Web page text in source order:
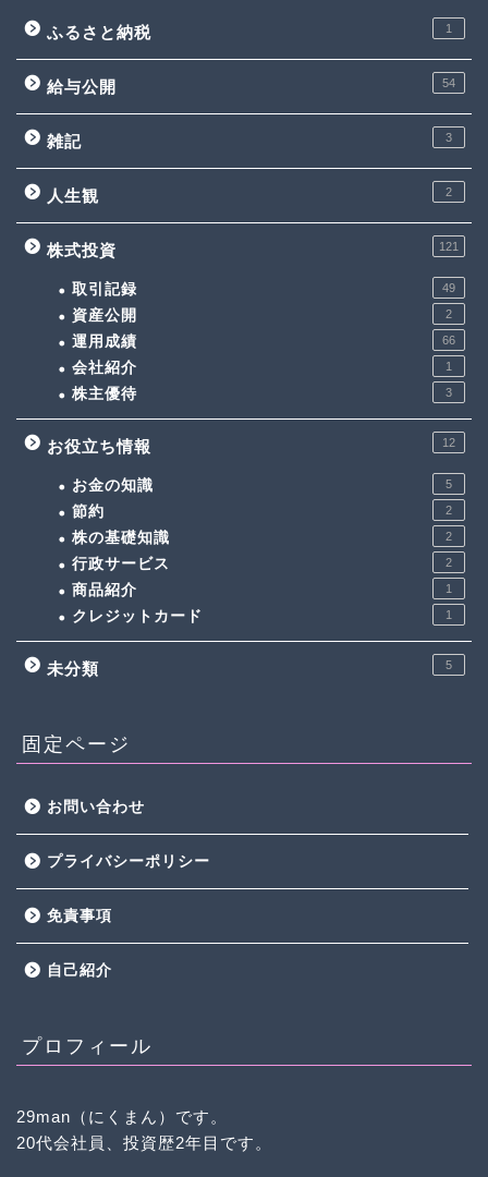
ふるさと納税 1
給与公開 54
雑記 3
人生観 2
株式投資 121
取引記録 49
資産公開 2
運用成績 66
会社紹介 1
株主優待 3
お役立ち情報 12
お金の知識 5
節約 2
株の基礎知識 2
行政サービス 2
商品紹介 1
クレジットカード 1
未分類 5
固定ページ
お問い合わせ
プライバシーポリシー
免責事項
自己紹介
プロフィール
29man（にくまん）です。
20代会社員、投資歴2年目です。